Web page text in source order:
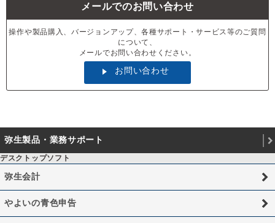
メールでのお問い合わせ
操作や製品購入、バージョンアップ、各種サポート・サービス等のご質問
について、
メールでお問い合わせください。
お問い合わせ
弥生製品・業務サポート
デスクトップソフト
弥生会計
やよいの青色申告